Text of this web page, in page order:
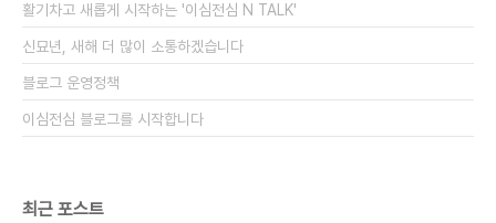
활기차고 새롭게 시작하는 '이심전심 N TALK'
신묘년, 새해 더 많이 소통하겠습니다
블로그 운영정책
이심전심 블로그를 시작합니다
최근 포스트